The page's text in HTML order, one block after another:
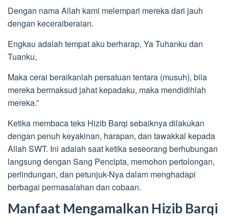
Dengan nama Allah kami melempari mereka dari jauh
dengan keceraiberaian.
Engkau adalah tempat aku berharap, Ya Tuhanku dan
Tuanku,
Maka cerai beraikanlah persatuan tentara (musuh), bila
mereka bermaksud jahat kepadaku, maka mendidihlah
mereka.”
Ketika membaca teks Hizib Barqi sebaiknya dilakukan
dengan penuh keyakinan, harapan, dan tawakkal kepada
Allah SWT. Ini adalah saat ketika seseorang berhubungan
langsung dengan Sang Pencipta, memohon pertolongan,
perlindungan, dan petunjuk-Nya dalam menghadapi
berbagai permasalahan dan cobaan.
Manfaat Mengamalkan Hizib Barqi